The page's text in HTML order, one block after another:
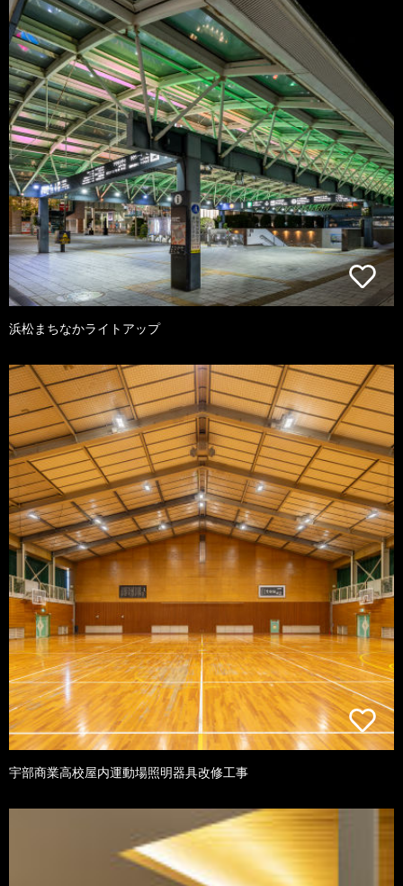
浜松まちなかライトアップ
宇部商業高校屋内運動場照明器具改修工事